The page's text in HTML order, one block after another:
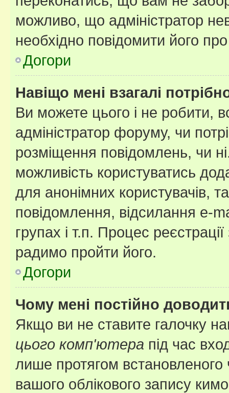
можливо, що адміністратор
необхідно повідомити його
Догори
Навіщо мені взагалі
Ви можете цього і не робити,
адміністратор форуму, чи
розміщення повідомлень, чи
можливість користуватись
для анонімних користувачів,
повідомлення, відсилання e-
групах і т.п. Процес
радимо пройти його.
Догори
Чому мені постійно
Якщо ви не ставите галочку
цього комп'ютера під час
лише протягом встановленого
вашого облікового запису